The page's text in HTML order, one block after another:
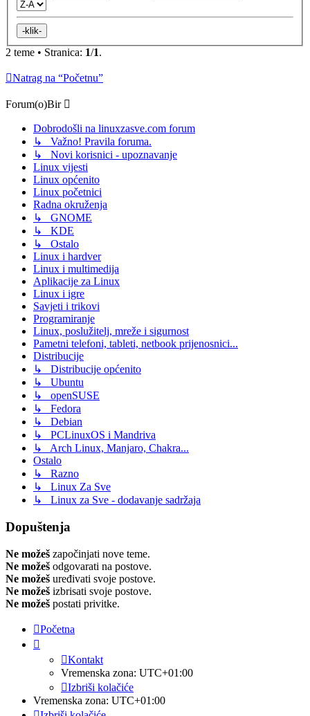
2 teme • Stranica: 1/1.
Natrag na “Početnu”
Forum(o)Bir
Dobrodošli na linuxzasve.com forum
↳ Važno! Pravila foruma.
↳ Novi korisnici - upoznavanje
Linux vijesti
Linux općenito
Linux početnici
Radna okruženja
↳ GNOME
↳ KDE
↳ Ostalo
Linux i hardver
Linux i multimedija
Aplikacije za Linux
Linux i igre
Savjeti i trikovi
Programiranje
Linux, poslužitelj, mreže i sigurnost
Pametni telefoni, tableti, netbook prijenosnici...
Distribucije
↳ Distribucije općenito
↳ Ubuntu
↳ openSUSE
↳ Fedora
↳ Debian
↳ PCLinuxOS i Mandriva
↳ Arch Linux, Manjaro, Chakra...
Ostalo
↳ Razno
↳ Linux Za Sve
↳ Linux za Sve - dodavanje sadržaja
Dopuštenja
Ne možeš započinjati nove teme.
Ne možeš odgovarati na postove.
Ne možeš uređivati svoje postove.
Ne možeš izbrisati svoje postove.
Ne možeš postati privitke.
Početna
Kontakt
Vremenska zona: UTC+01:00
Izbriši kolačiće
Vremenska zona: UTC+01:00